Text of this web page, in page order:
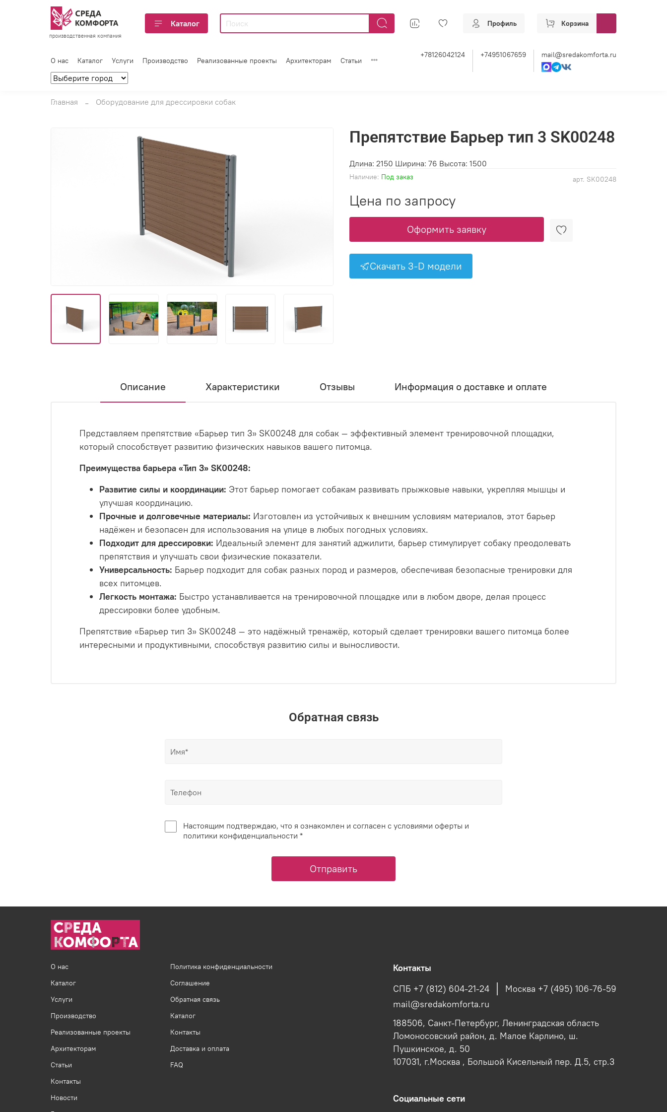
производственная компания
Каталог Профиль Корзина
О нас Каталог Услуги Производство Реализованные проекты Архитекторам Статьи
+78126042124 +74951067659 mail@sredakomforta.ru
Главная Оборудование для дрессировки собак
арт. SK00248
Наличие: Под заказ
Препятствие Барьер тип 3 SK00248
Цена по запросу
Оформить заявку
Скачать 3-D модели
Длина: 2150 Ширина: 76 Высота: 1500
Описание Характеристики Отзывы Информация о доставке и оплате
Представляем препятствие «Барьер тип 3» SK00248 для собак — эффективный элемент тренировочной площадки,
который способствует развитию физических навыков вашего питомца.
Преимущества барьера «Тип 3» SK00248:
Развитие силы и координации: Этот барьер помогает собакам развивать прыжковые навыки, укрепляя мышцы и
улучшая координацию.
Прочные и долговечные материалы: Изготовлен из устойчивых к внешним условиям материалов, этот барьер
надёжен и безопасен для использования на улице в любых погодных условиях.
Подходит для дрессировки: Идеальный элемент для занятий аджилити, барьер стимулирует собаку преодолевать
препятствия и улучшать свои физические показатели.
Универсальность: Барьер подходит для собак разных пород и размеров, обеспечивая безопасные тренировки для
всех питомцев.
Легкость монтажа: Быстро устанавливается на тренировочной площадке или в любом дворе, делая процесс
дрессировки более удобным.
Препятствие «Барьер тип 3» SK00248 — это надёжный тренажёр, который сделает тренировки вашего питомца более
интересными и продуктивными, способствуя развитию силы и выносливости.
Обратная связь
Настоящим подтверждаю, что я ознакомлен и согласен с условиями оферты и
политики конфиденциальности *
Отправить
О нас
Каталог
Услуги
Производство
Реализованные проекты
Архитекторам
Статьи
Контакты
Новости
Политика конфиденциальности
Соглашение
Обратная связь
Каталог
Контакты
Доставка и оплата
FAQ
Контакты
СПБ +7 (812) 604-21-24
Москва +7 (495) 106-76-59
mail@sredakomforta.ru
188506, Санкт-Петербург, Ленинградская область
Ломоносовский район, д. Малое Карлино, ш.
Пушкинское, д. 50
107031, г.Москва , Большой Кисельный пер. Д.5, стр.3
Социальные сети